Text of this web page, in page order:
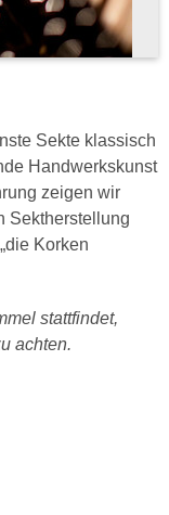
Sekte klassisch
Handwerkskunst
zeigen wir
Sektherstellung
Korken
stattfindet,
achten.